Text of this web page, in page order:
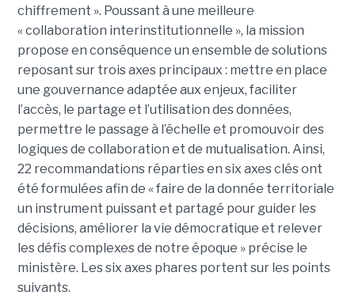
chiffrement ». Poussant à une meilleure
« collaboration interinstitutionnelle », la mission
propose en conséquence un ensemble de solutions
reposant sur trois axes principaux : mettre en place
une gouvernance adaptée aux enjeux, faciliter
l’accès, le partage et l’utilisation des données,
permettre le passage à l’échelle et promouvoir des
logiques de collaboration et de mutualisation. Ainsi,
22 recommandations réparties en six axes clés ont
été formulées afin de « faire de la donnée territoriale
un instrument puissant et partagé pour guider les
décisions, améliorer la vie démocratique et relever
les défis complexes de notre époque » précise le
ministère. Les six axes phares portent sur les points
suivants.